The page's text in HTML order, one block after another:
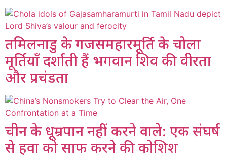
तमिलनाडु के गजसमहारमूर्ति के चोला
मूर्तियाँ दर्शाती हैं भगवान शिव की वीरता
और प्रचंडता
चीन के धूम्रपान नहीं करने वाले: एक संघर्ष
से हवा को साफ करने की कोशिश